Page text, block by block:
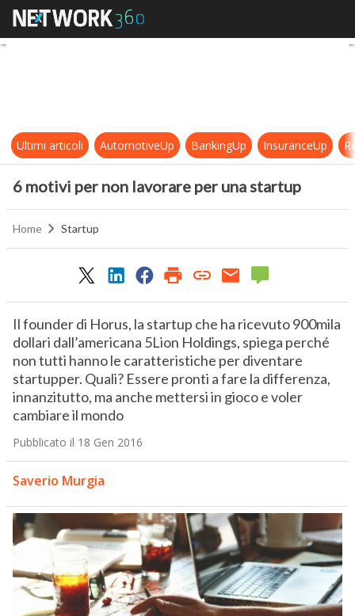
6 motivi per non lavorare per una
Ultimi articoli AutomotiveUp BankingUp InsuranceUp
6 motivi per non lavorare per una startup
Home Startup
Il founder di Horus, la startup che ha ricevuto 900mila
dollari dall’americana 5Lion Holdings, spiega perché
non tutti hanno le caratteristiche per diventare
startupper. Quali? Essere pronti a fare la differenza,
innanzitutto, ma anche mettersi in gioco e voler
cambiare il mondo
Pubblicato il 18 Gen 2016
Saverio Murgia